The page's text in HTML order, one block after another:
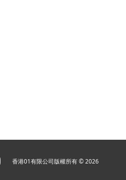
香港01有限公司版權所有 ©2026